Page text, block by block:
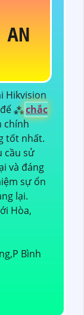
Hikvision
để ⁂chắc
chính
tốt nhất.
cầu sử
và đáng
sự ổn
lại.
Hòa,
Bình